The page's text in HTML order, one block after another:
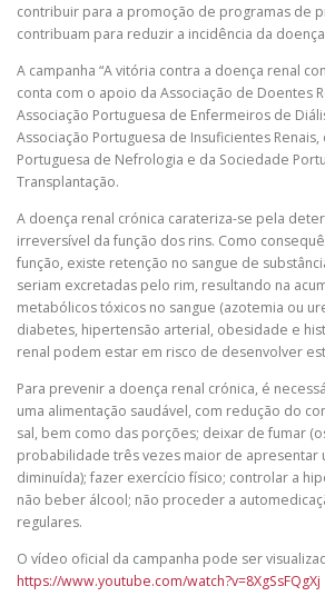
contribuir para a promoção de programas de
contribuam para reduzir a incidência da
A campanha “A vitória contra a doença renal
conta com o apoio da Associação de Doentes
Associação Portuguesa de Enfermeiros de
Associação Portuguesa de Insuficientes
Portuguesa de Nefrologia e da Sociedade
Transplantação.
A doença renal crónica carateriza-se pela
irreversível da função dos rins. Como
função, existe retenção no sangue de
seriam excretadas pelo rim, resultando na
metabólicos tóxicos no sangue (azotemia ou
diabetes, hipertensão arterial, obesidade e
renal podem estar em risco de desenvolver
Para prevenir a doença renal crónica, é
uma alimentação saudável, com redução do
sal, bem como das porções; deixar de fumar
probabilidade três vezes maior de apresentar
diminuída); fazer exercício físico; controlar a
não beber álcool; não proceder a
regulares.
O vídeo oficial da campanha pode ser
https://www.youtube.com/watch?v=8XgSsFQgXj